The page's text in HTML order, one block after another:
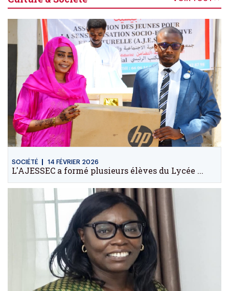
SOCIÉTÉ 14 FÉVRIER 2026
L'AJESSEC a formé plusieurs élèves du Lycée ...